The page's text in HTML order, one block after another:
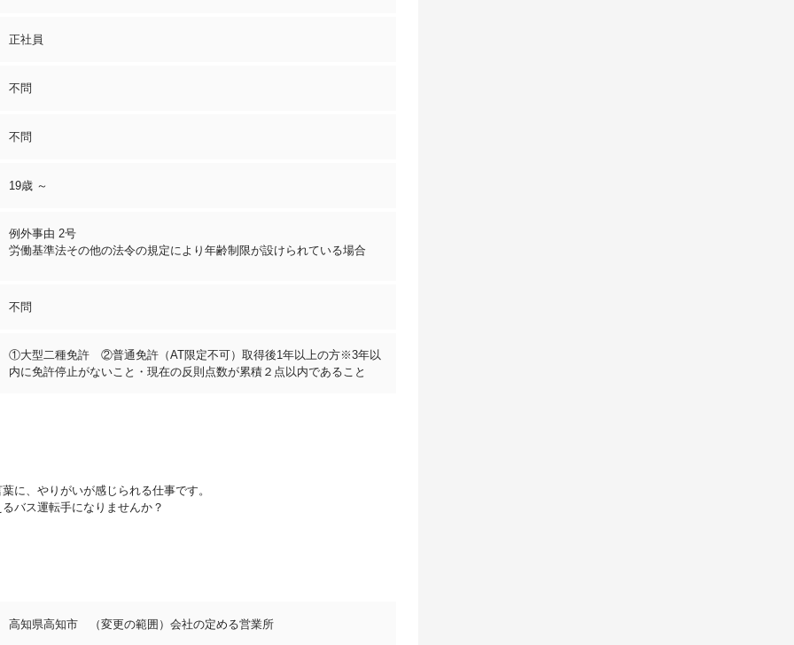
正社員
不問
不問
19歳 ～
例外事由 2号
労働基準法その他の法令の規定により年齢制限が設けられている場合
不問
①大型二種免許 ②普通免許（AT限定不可）取得後1年以上の方※3年以
内に免許停止がないこと・現在の反則点数が累積２点以内であること
に、やりがいが感じられる仕事です。
バス運転手になりませんか？
高知県高知市 （変更の範囲）会社の定める営業所